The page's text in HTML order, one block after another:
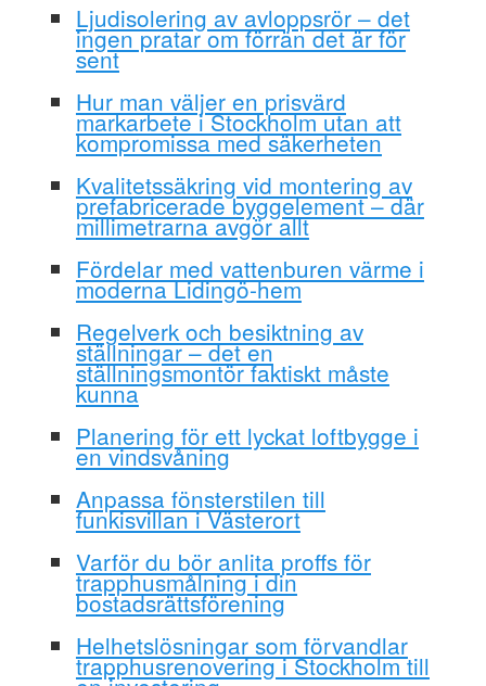
Ljudisolering av avloppsrör – det
ingen pratar om förrän det är för
sent
Hur man väljer en prisvärd
markarbete i Stockholm utan att
kompromissa med säkerheten
Kvalitetssäkring vid montering av
prefabricerade byggelement – där
millimetrarna avgör allt
Fördelar med vattenburen värme i
moderna Lidingö-hem
Regelverk och besiktning av
ställningar – det en
ställningsmontör faktiskt måste
kunna
Planering för ett lyckat loftbygge i
en vindsvåning
Anpassa fönsterstilen till
funkisvillan i Västerort
Varför du bör anlita proffs för
trapphusmålning i din
bostadsrättsförening
Helhetslösningar som förvandlar
trapphusrenovering i Stockholm till